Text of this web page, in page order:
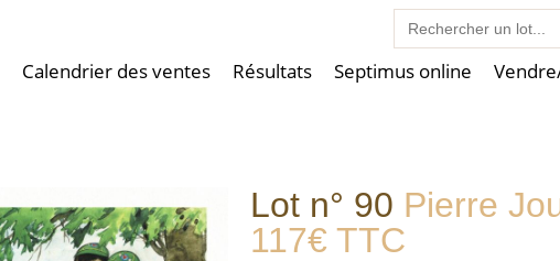
Search
for:
Calendrier des ventes Résultats Septimus online
Lot n° 90 Pierre
117€ TTC